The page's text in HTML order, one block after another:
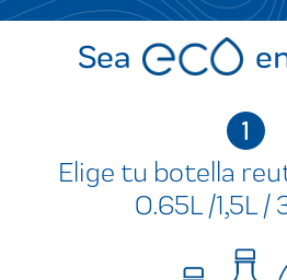
Sea
1
Elige tu botella
0.65L /1,5L /